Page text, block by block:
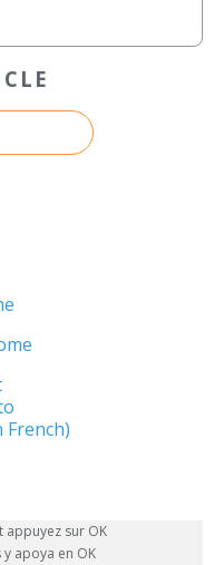
appuyez sur OK
apoya en OK